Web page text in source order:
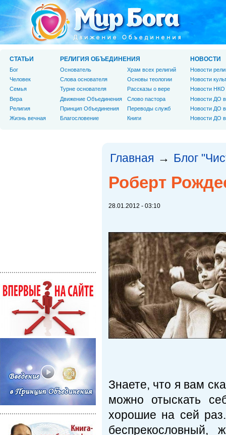
Главная → Блог
Роберт
28.01.2012 - 03:10
Знаете, что я вам
можно отыскать
хорошие на сей
СТАТЬИ
Бог
Человек
Cемья
Вера
Религия
Жизнь вечная
РЕЛИГИЯ ОБЪЕДИНЕНИЯ
Основатель
Слова основателя
Турне основателя
Движение Объединения
Принцип Объединения
Благословение
Храм всех религий
Основы теологии
Рассказы о вере
Слово пастора
Переводы служб
Книги
НОВОСТИ
Новости
Новости
Новости НКО
Новости ДО
Новости ДО
Новости ДО